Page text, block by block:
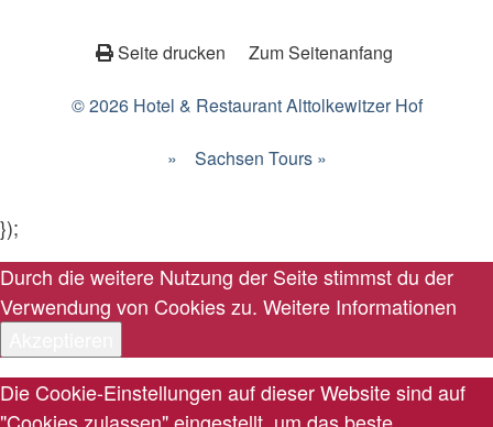
Seite drucken Zum Seitenanfang
© 2026 Hotel & Restaurant Alttolkewitzer Hof
» Sachsen Tours »
});
Durch die weitere Nutzung der Seite stimmst du der
Verwendung von Cookies zu. Weitere Informationen
Die Cookie-Einstellungen auf dieser Website sind auf